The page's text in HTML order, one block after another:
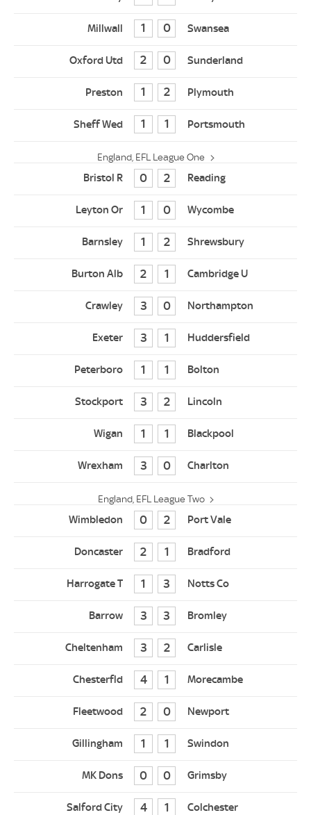
1 0
2 0
1 2
1 1
England, EFL League One
0 2
1 0
1 2
2 1
3 0
3 1
1 1
3 2
1 1
3 0
England, EFL League Two
0 2
2 1
1 3
3 3
3 2
4 1
2 0
1 1
0 0
4 1